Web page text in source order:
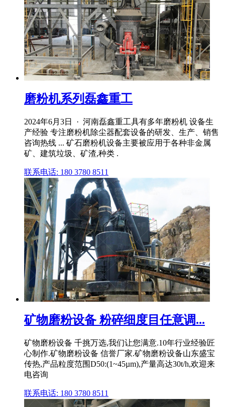
磨粉机系列磊鑫重工
2024年6月3日 · 河南磊鑫重工具有多年磨粉机 设备生
产经验 专注磨粉机除尘器配套设备的研发、生产、销售
咨询热线 ... 矿石磨粉机设备主要被应用于各种非金属
矿、建筑垃圾、矿渣,种类 .
联系电话: 180 3780 8511
矿物磨粉设备 粉碎细度目任意调...
矿物磨粉设备 千挑万选,我们让您满意.10年行业经验匠
心制作.矿物磨粉设备 信誉厂家.矿物磨粉设备山东盛宝
传热,产品粒度范围D50:(1~45µm),产量高达30t/h,欢迎来
电咨询
联系电话: 180 3780 8511